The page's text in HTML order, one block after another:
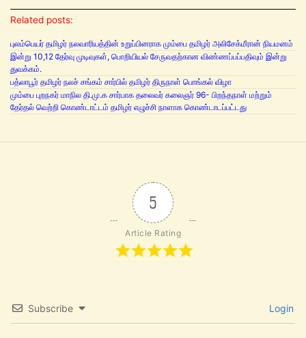
Related posts:
புலம்பெயர் தமிழர் நலவாரியத்தின் உறுப்பினராக மும்பை தமிழர் அலிசேக்மீரான் நியமனம்
இன்று 10,12 தேர்வு முடிவுகள், பொறியியல் சேருவதற்கான விண்ணப்பப்பதிவும் இன்று
துவக்கம்.
பத்லாபூர் தமிழர் நலச் சங்கம் சார்பில் தமிழர் திருநாள் பொங்கல் விழா
மும்பை புறநகர் மாநில தி.மு.க சார்பாக தலைவர் கலைஞர் 96- பிறந்தநாள் மற்றும்
தேர்தல் வெற்றி கொண்டாட்டம் தமிழர் எழுச்சி நாளாக கொண்டாடப்பட்டது
5
Article Rating
Subscribe Login